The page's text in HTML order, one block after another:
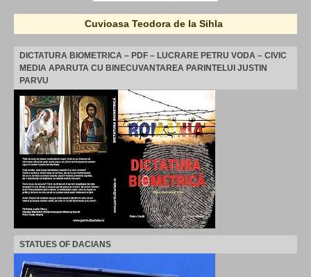
Cuvioasa Teodora de la Sihla
DICTATURA BIOMETRICA – PDF – LUCRARE PETRU VODA – CIVIC
MEDIA APARUTA CU BINECUVANTAREA PARINTELUI JUSTIN
PARVU
STATUES OF DACIANS